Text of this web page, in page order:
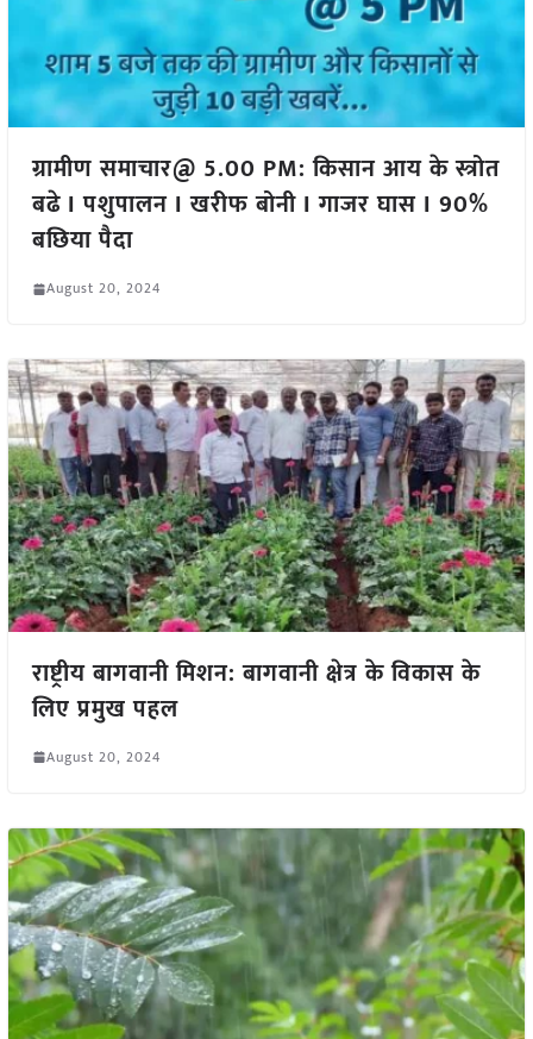
ग्रामीण समाचार@ 5.00 PM: किसान आय के स्त्रोत
बढे I पशुपालन I खरीफ बोनी I गाजर घास I 90%
बछिया पैदा
August 20, 2024
राष्ट्रीय बागवानी मिशन: बागवानी क्षेत्र के विकास के
लिए प्रमुख पहल
August 20, 2024